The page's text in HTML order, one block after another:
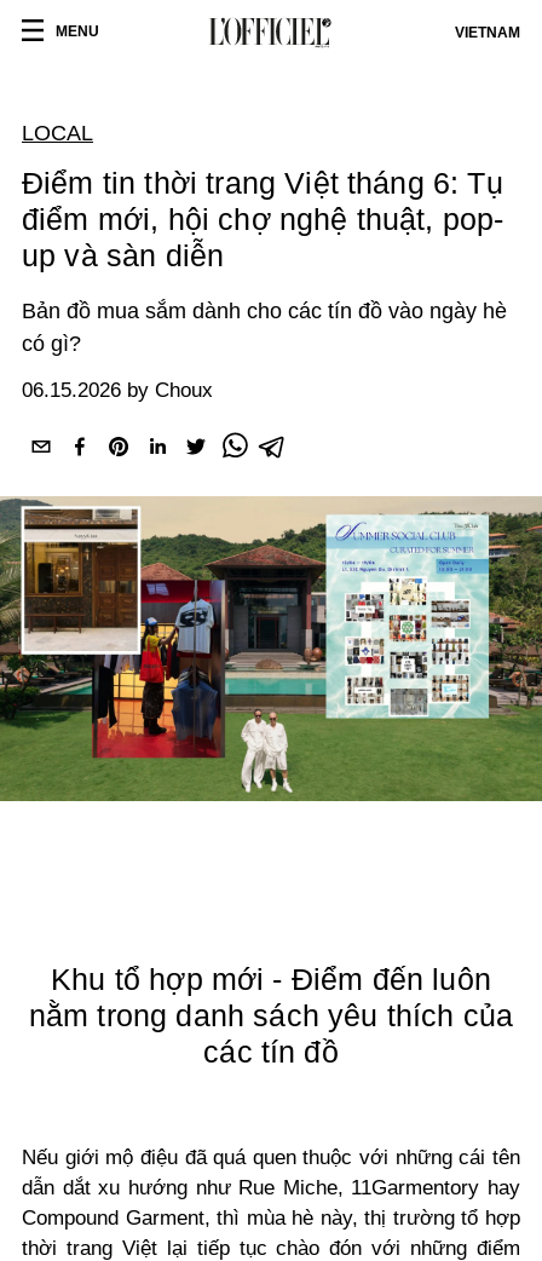
MENU VIETNAM
LOCAL
Điểm tin thời trang Việt tháng 6: Tụ
điểm mới, hội chợ nghệ thuật, pop-
up và sàn diễn
Bản đồ mua sắm dành cho các tín đồ vào ngày hè
có gì?
06.15.2026 by Choux
Khu tổ hợp mới - Điểm đến luôn
nằm trong danh sách yêu thích của
các tín đồ
Nếu giới mộ điệu đã quá quen thuộc với những cái tên
dẫn dắt xu hướng như Rue Miche, 11Garmentory hay
Compound Garment, thì mùa hè này, thị trường tổ hợp
thời trang Việt lại tiếp tục chào đón với những điểm